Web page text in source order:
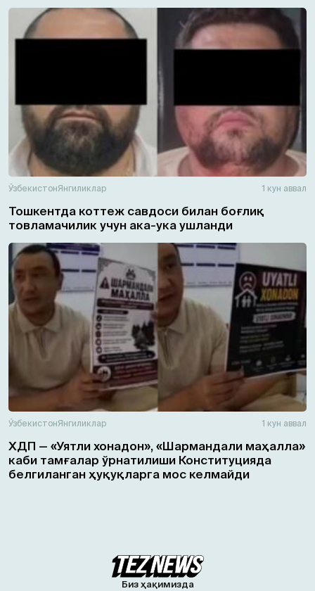
ЎзбекистонЯнгиликлар 1 кун аввал
Тошкентда коттеж савдоси билан боғлиқ
товламачилик учун ака-ука ушланди
ЎзбекистонЯнгиликлар 1 кун аввал
ХДП — «Уятли хонадон», «Шармандали маҳалла»
каби тамғалар ўрнатилиши Конституцияда
белгиланган ҳуқуқларга мос келмайди
Биз ҳақимизда